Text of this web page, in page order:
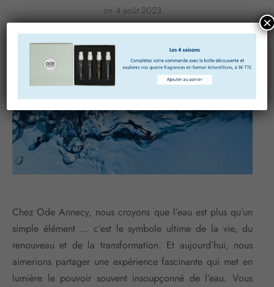
on 4 août 2023
Chez Ode Annecy, nous croyons que l’eau est plus qu’un
simple élément … c’est le symbole ultime de la vie, du
renouveau et de la transformation. Et aujourd’hui, nous
aimerions partager une expérience fascinante qui met en
lumière le pouvoir souvent insoupçonné de l’eau. Vous
×